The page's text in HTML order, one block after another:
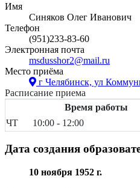
Имя
Синяков Олег Иванович
Телефон
(951)233-83-60
Электронная почта
msdusshor2@mail.ru
Место приёма
г Челябинск, ул
Расписание приема
Время работы
ЧТ
10:00 - 12:00
Дата создания
10 ноября 1952 г.